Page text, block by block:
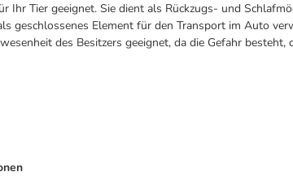
Ihr Tier geeignet. Sie dient als Rückzugs- und
geschlossenes Element für den Transport im Auto
des Besitzers geeignet, da die Gefahr